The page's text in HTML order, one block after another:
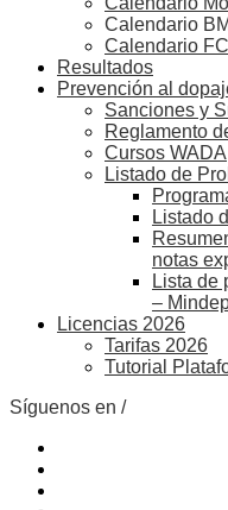
Calendario
Calendario
Resultados
Prevención al
Sanciones y
Reglamento
Cursos WADA
Listado de
Listado
notas
Lista de
–
Licencias 2026
Tarifas 2026
Tutorial
Síguenos en /